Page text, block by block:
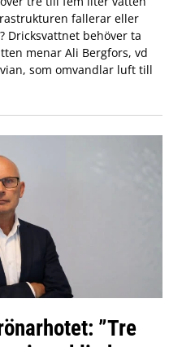
fallerar eller
Dricksvattnet behöver ta
menar Ali Bergfors, vd
som omvandlar luft till
”Tre